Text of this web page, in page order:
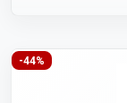
-44%